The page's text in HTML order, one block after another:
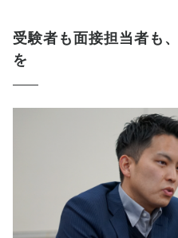
受験者も面接担当者も
を